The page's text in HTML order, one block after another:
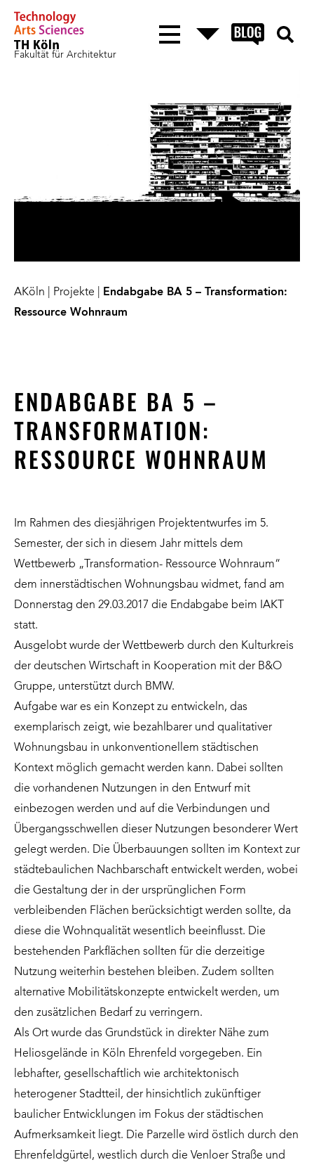
Fakultät für Architektur
AKöln Projekte
Endabgabe BA 5 – Transformation:
Ressource Wohnraum
ENDABGABE BA 5 –
TRANSFORMATION:
RESSOURCE WOHNRAUM
Im Rahmen des diesjährigen Projektentwurfes im 5.
Semester, der sich in diesem Jahr mittels dem
Wettbewerb „Transformation- Ressource Wohnraum“
dem innerstädtischen Wohnungsbau widmet, fand am
Donnerstag den 29.03.2017 die Endabgabe beim IAKT
statt.
Ausgelobt wurde der Wettbewerb durch den Kulturkreis
der deutschen Wirtschaft in Kooperation mit der B&O
Gruppe, unterstützt durch BMW.
Aufgabe war es ein Konzept zu entwickeln, das
exemplarisch zeigt, wie bezahlbarer und qualitativer
Wohnungsbau in unkonventionellem städtischen
Kontext möglich gemacht werden kann. Dabei sollten
die vorhandenen Nutzungen in den Entwurf mit
einbezogen werden und auf die Verbindungen und
Übergangsschwellen dieser Nutzungen besonderer Wert
gelegt werden. Die Überbauungen sollten im Kontext zur
städtebaulichen Nachbarschaft entwickelt werden, wobei
die Gestaltung der in der ursprünglichen Form
verbleibenden Flächen berücksichtigt werden sollte, da
diese die Wohnqualität wesentlich beeinflusst. Die
bestehenden Parkflächen sollten für die derzeitige
Nutzung weiterhin bestehen bleiben. Zudem sollten
alternative Mobilitätskonzepte entwickelt werden, um
den zusätzlichen Bedarf zu verringern.
Als Ort wurde das Grundstück in direkter Nähe zum
Heliosgelände in Köln Ehrenfeld vorgegeben. Ein
lebhafter, gesellschaftlich wie architektonisch
heterogener Stadtteil, der hinsichtlich zukünftiger
baulicher Entwicklungen im Fokus der städtischen
Aufmerksamkeit liegt. Die Parzelle wird östlich durch den
Ehrenfeldgürtel, westlich durch die Venloer Straße und